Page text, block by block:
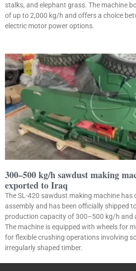
stalks, and elephant grass. The machine
of up to 2,000 kg/h and offers a choice
electric motor power options.
300–500 kg/h sawdust making
exported to Iraq
The SL-420 sawdust making machine has
assembly and has been officially shipped
production capacity of 300–500 kg/h and
The machine is equipped with wheels for
for flexible crushing operations involving
irregularly shaped timber.